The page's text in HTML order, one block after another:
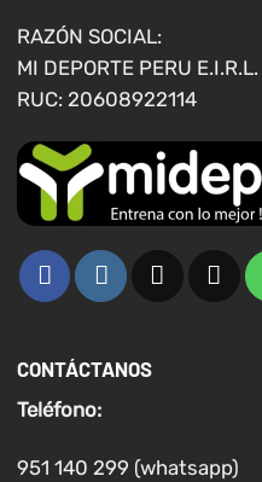
RAZÓN SOCIAL:
MI DEPORTE PERU E.I.R.L.
RUC: 20608922114
CONTÁCTANOS
Teléfono:
951 140 299 (whatsapp)